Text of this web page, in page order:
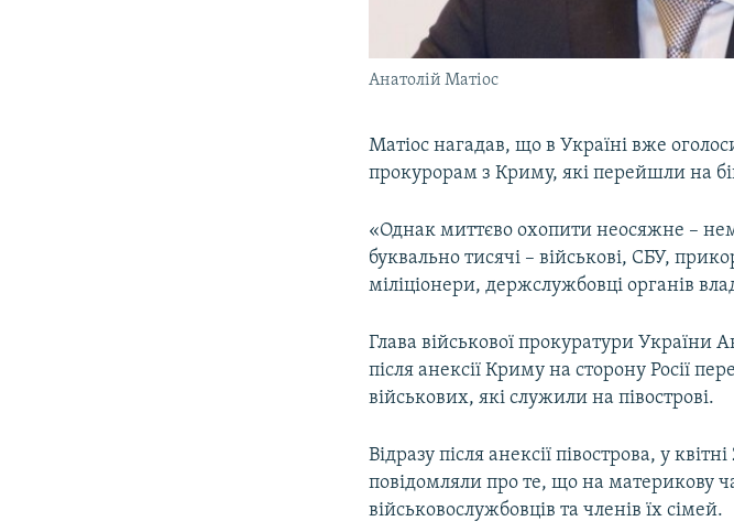
Анатолій Матіос
Матіос нагадав, що в Україні вже
прокурорам з Криму, які перейшли на
«Однак миттєво охопити неосяжне –
буквально тисячі – військові, СБУ,
міліціонери, держслужбовці органів
Глава військової прокуратури України
після анексії Криму на сторону Росії
військових, які служили на півострові.
Відразу після анексії півострова, у
повідомляли про те, що на материкову
військовослужбовців та членів їх сімей.